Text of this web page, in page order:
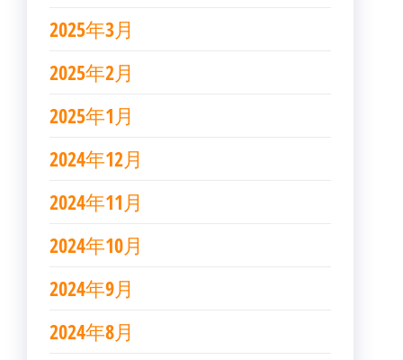
2025年3月
2025年2月
2025年1月
2024年12月
2024年11月
2024年10月
2024年9月
2024年8月